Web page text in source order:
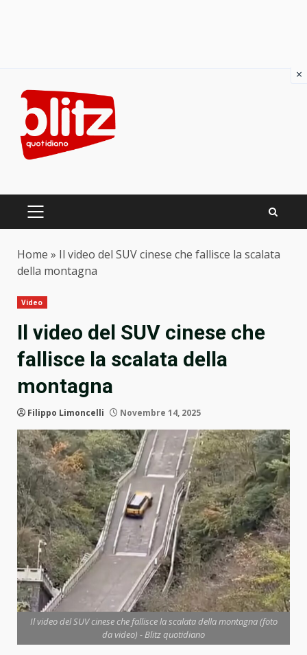
content
PRIMARY
Home » Il video del SUV cinese che fallisce la scalata
della montagna
Video
Il video del SUV cinese che
fallisce la scalata della
montagna
Filippo Limoncelli Novembre 14, 2025
Il video del SUV cinese che fallisce la scalata della montagna (foto
da video) - Blitz quotidiano
×